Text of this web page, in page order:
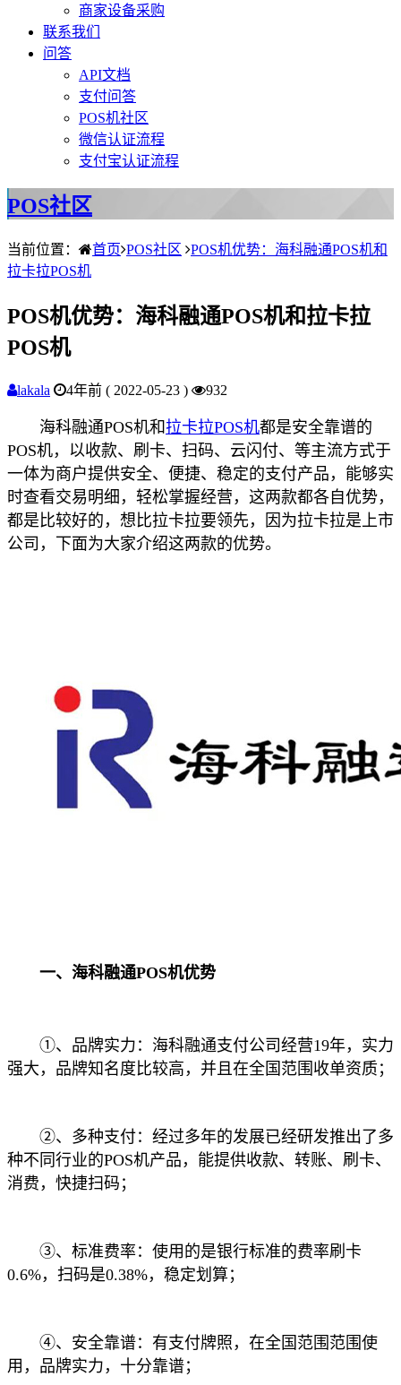
商家设备采购
联系我们
问答
API文档
支付问答
POS机社区
微信认证流程
支付宝认证流程
POS社区
当前位置： 首页 POS社区
POS机优势：海科融通POS机和
拉卡拉POS机
POS机优势：海科融通POS机和拉卡拉
POS机
lakala 4年前 ( 2022-05-23 ) 932
海科融通POS机和拉卡拉POS机都是安全靠谱的
POS机，以收款、刷卡、扫码、云闪付、等主流方式于
一体为商户提供安全、便捷、稳定的支付产品，能够实
时查看交易明细，轻松掌握经营，这两款都各自优势，
都是比较好的，想比拉卡拉要领先，因为拉卡拉是上市
公司，下面为大家介绍这两款的优势。
一、海科融通POS机优势
①、品牌实力：海科融通支付公司经营19年，实力
强大，品牌知名度比较高，并且在全国范围收单资质；
②、多种支付：经过多年的发展已经研发推出了多
种不同行业的POS机产品，能提供收款、转账、刷卡、
消费，快捷扫码；
③、标准费率：使用的是银行标准的费率刷卡
0.6%，扫码是0.38%，稳定划算；
④、安全靠谱：有支付牌照，在全国范围范围使
用，品牌实力，十分靠谱；